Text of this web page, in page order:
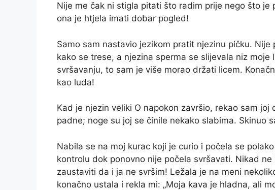
Nije me čak ni stigla pitati što radim prije nego što je
ona je htjela imati dobar pogled!
Samo sam nastavio jezikom pratit njezinu pičku.
kako se trese, a njezina sperma se slijevala niz
svršavanju, to sam je više morao držati licem.
kao luda!
Kad je njezin veliki O napokon završio, rekao sam
padne; noge su joj se činile nekako slabima. Skinuo
Nabila se na moj kurac koji je curio i počela se
kontrolu dok ponovno nije počela svršavati. Nikad
zaustaviti da i ja ne svršim! Ležala je na meni
konačno ustala i rekla mi: „Moja kava je hladna, ali